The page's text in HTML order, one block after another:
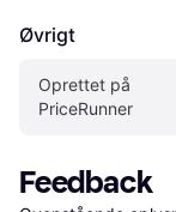
Øvrigt
Oprettet på
PriceRunner
Feedback